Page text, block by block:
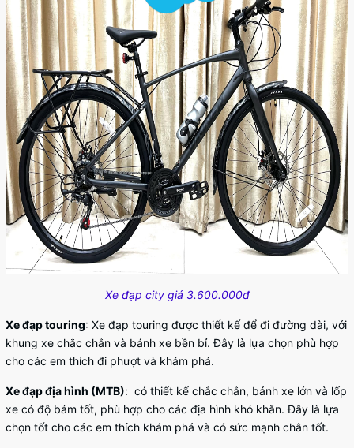
Xe đạp city giá 3.600.000đ
Xe đạp touring: Xe đạp touring được thiết kế để đi đường dài, với
khung xe chắc chắn và bánh xe bền bỉ. Đây là lựa chọn phù hợp
cho các em thích đi phượt và khám phá.
Xe đạp địa hình (MTB): có thiết kế chắc chắn, bánh xe lớn và lốp
xe có độ bám tốt, phù hợp cho các địa hình khó khăn. Đây là lựa
chọn tốt cho các em thích khám phá và có sức mạnh chân tốt.